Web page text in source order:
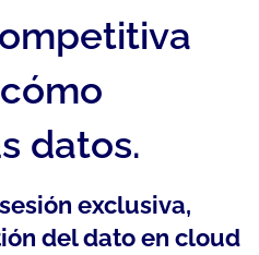
datos.
exclusiva,
del dato en cloud